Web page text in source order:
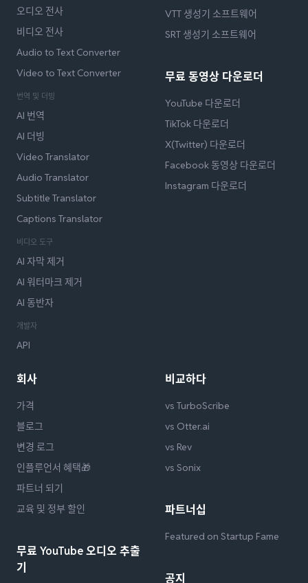
오디오 전사
비디오 전사
Audio to Text Converter
Video to Text Converter
번역 및 더빙
AI 번역
AI 더빙
Video Translator
Audio Translator
Subtitle Translator
Captions Translator
비디오 도구
AI 자막 제거
AI 워터마크 제거
AI 동반자
개발자
API
VTT 생성기 소프트웨어
SRT 생성기 소프트웨어
무료 동영상 다운로더
YouTube 다운로더
TikTok 다운로더
X(Twitter) 다운로더
Facebook 동영상 다운로더
Instagram 다운로더
회사
가격
블로그
변경 로그
인플루언서 혜택🎁
파트너 되기
교육 및 정부 할인
무료 YouTube 오디오 추출
기
비교하다
vs TurboScribe
vs Otter.ai
vs Rev
vs Sonix
파트너십
Featured on Startup Fame
공지